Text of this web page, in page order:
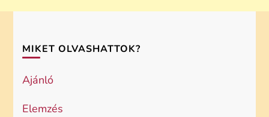
MIKET OLVASHATTOK?
Ajánló
Elemzés